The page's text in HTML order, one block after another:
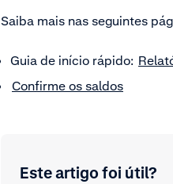
Saiba mais nas seguintes
Guia de início rápido:
Confirme os saldos
Este artigo foi útil?